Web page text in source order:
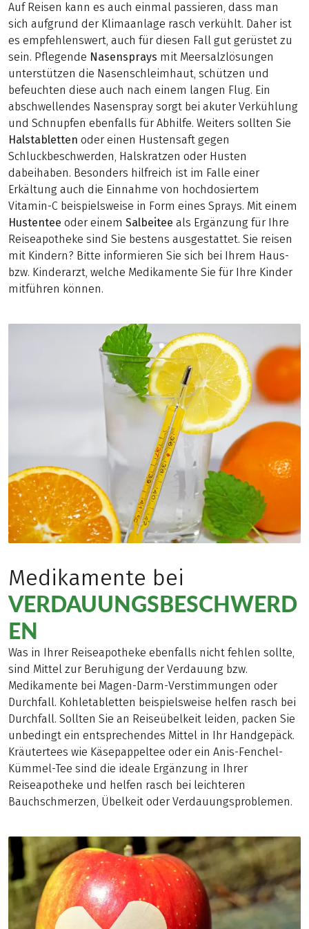
Auf Reisen kann es auch einmal passieren, dass man
sich aufgrund der Klimaanlage rasch verkühlt. Daher ist
es empfehlenswert, auch für diesen Fall gut gerüstet zu
sein. Pflegende Nasensprays mit Meersalzlösungen
unterstützen die Nasenschleimhaut, schützen und
befeuchten diese auch nach einem langen Flug. Ein
abschwellendes Nasenspray sorgt bei akuter Verkühlung
und Schnupfen ebenfalls für Abhilfe. Weiters sollten Sie
Halstabletten oder einen Hustensaft gegen
Schluckbeschwerden, Halskratzen oder Husten
dabeihaben. Besonders hilfreich ist im Falle einer
Erkältung auch die Einnahme von hochdosiertem
Vitamin-C beispielsweise in Form eines Sprays. Mit einem
Hustentee oder einem Salbeitee als Ergänzung für Ihre
Reiseapotheke sind Sie bestens ausgestattet. Sie reisen
mit Kindern? Bitte informieren Sie sich bei Ihrem Haus-
bzw. Kinderarzt, welche Medikamente Sie für Ihre Kinder
mitführen können.
Medikamente bei
VERDAUUNGSBESCHWERD
EN
Was in Ihrer Reiseapotheke ebenfalls nicht fehlen sollte,
sind Mittel zur Beruhigung der Verdauung bzw.
Medikamente bei Magen-Darm-Verstimmungen oder
Durchfall. Kohletabletten beispielsweise helfen rasch bei
Durchfall. Sollten Sie an Reiseübelkeit leiden, packen Sie
unbedingt ein entsprechendes Mittel in Ihr Handgepäck.
Kräutertees wie Käsepappeltee oder ein Anis-Fenchel-
Kümmel-Tee sind die ideale Ergänzung in Ihrer
Reiseapotheke und helfen rasch bei leichteren
Bauchschmerzen, Übelkeit oder Verdauungsproblemen.